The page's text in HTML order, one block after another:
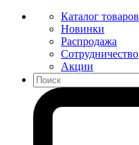
Каталог товаров
Новинки
Распродажа
Сотрудничество
Акции